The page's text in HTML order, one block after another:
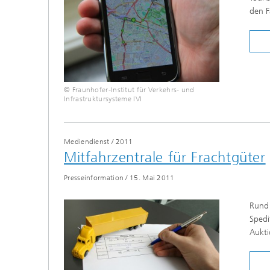
© Fraunhofer-Institut für Verkehrs- und
Infrastruktursysteme IVI
den
Mediendienst / 2011
Mitfahrzentrale für Frachtgüter
Presseinformation / 15. Mai 2011